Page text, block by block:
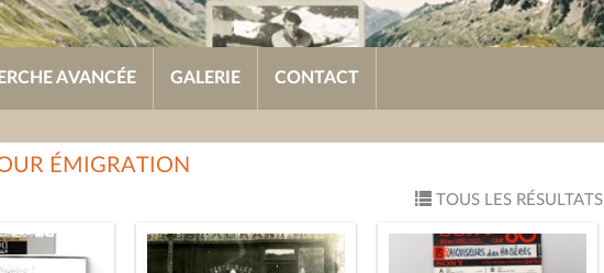
AVANCÉE GALERIE CONTACT
ÉMIGRATION
TOUS LES RÉSULTATS